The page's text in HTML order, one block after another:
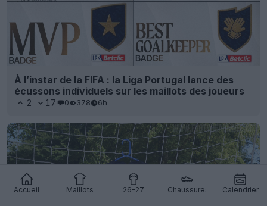
Accueil Maillots 26-27 Chaussures Calendrier
À l’instar de la FIFA : la Liga Portugal lance des
écussons individuels sur les maillots des joueurs
2 17 0 378 6h